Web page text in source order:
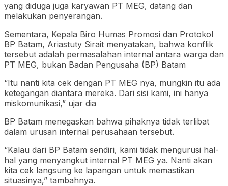
yang diduga juga karyawan PT MEG, datang dan
melakukan penyerangan.
Sementara, Kepala Biro Humas Promosi dan Protokol
BP Batam, Ariastuty Sirait menyatakan, bahwa konflik
tersebut adalah permasalahan internal antara warga dan
PT MEG, bukan Badan Pengusaha (BP) Batam
“Itu nanti kita cek dengan PT MEG nya, mungkin itu ada
ketegangan diantara mereka. Dari sisi kami, ini hanya
miskomunikasi,” ujar dia
BP Batam menegaskan bahwa pihaknya tidak terlibat
dalam urusan internal perusahaan tersebut.
“Kalau dari BP Batam sendiri, kami tidak mengurusi hal-
hal yang menyangkut internal PT MEG ya. Nanti akan
kita cek langsung ke lapangan untuk memastikan
situasinya,” tambahnya.